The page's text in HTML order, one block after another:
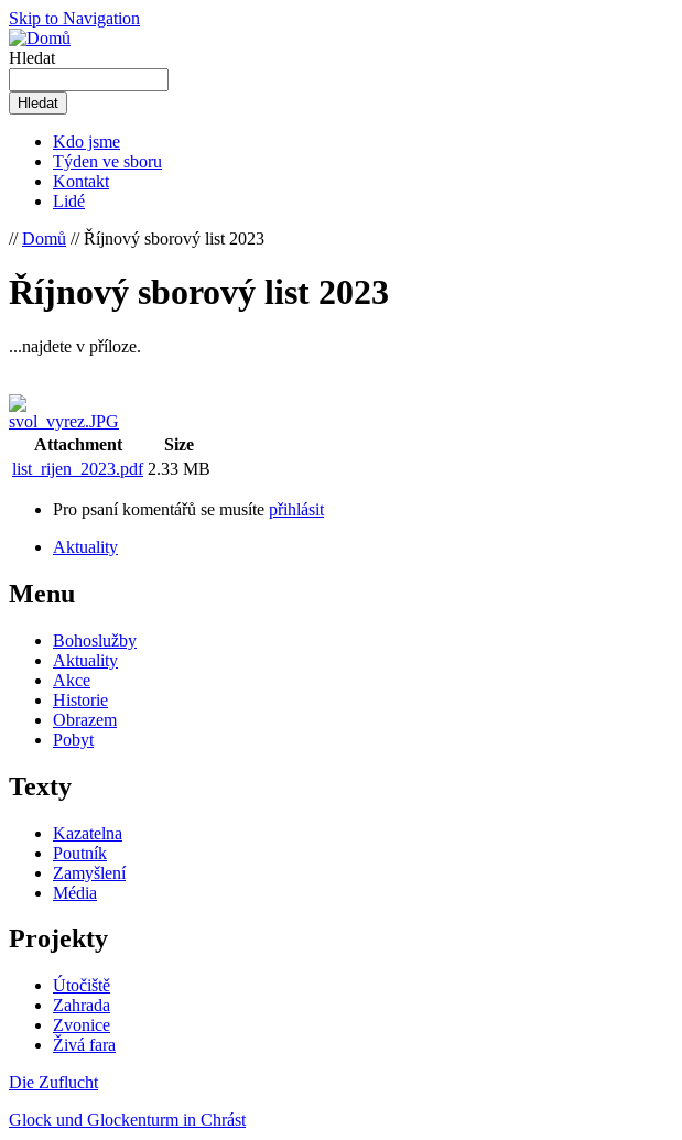
Skip to Navigation
Hledat
Kdo jsme
Týden ve sboru
Kontakt
Lidé
//Domů // Říjnový sborový list 2023
Říjnový sborový list 2023
...najdete v příloze.
Attachment
Size
list_rijen_2023.pdf 2.33 MB
Pro psaní komentářů se musíte přihlásit
Aktuality
Menu
Bohoslužby
Aktuality
Akce
Historie
Obrazem
Pobyt
Texty
Kazatelna
Poutník
Zamyšlení
Média
Projekty
Útočiště
Zahrada
Zvonice
Živá fara
Die Zuflucht
Glock und Glockenturm in Chrást